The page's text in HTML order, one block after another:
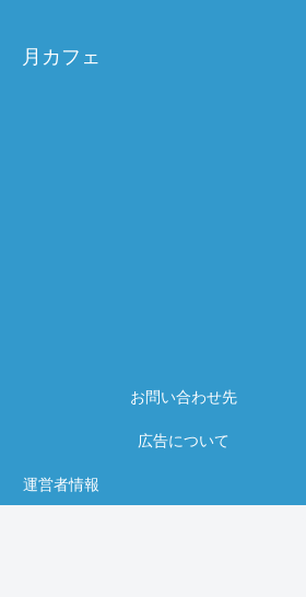
月カフェ
お問い合わせ先
広告について
運営者情報